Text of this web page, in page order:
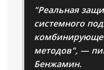
"Реальная
системного
методов", —
Бенжамин.